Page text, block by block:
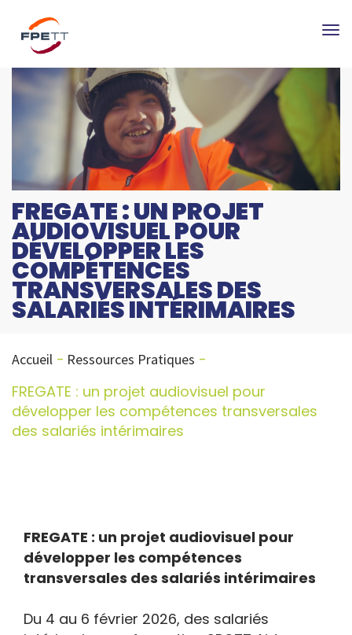
FREGATE : UN PROJET
AUDIOVISUEL POUR
DÉVELOPPER LES
COMPÉTENCES
TRANSVERSALES DES
SALARIÉS INTÉRIMAIRES
Accueil Ressources Pratiques
FREGATE : un projet audiovisuel pour
développer les compétences transversales
des salariés intérimaires
FREGATE : un projet audiovisuel pour
développer les compétences
transversales des salariés intérimaires
Du 4 au 6 février 2026, des salariés